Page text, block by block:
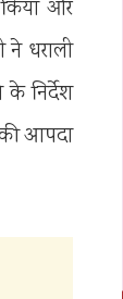
किया और
ने धराली
निर्देश
की आपदा